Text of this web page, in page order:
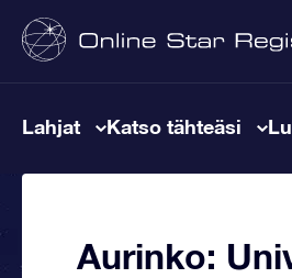
Lahjat Katso tähteäsi
Aurinko: